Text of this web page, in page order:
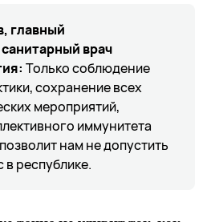
главный
врач
Только соблюдение
сохранение всех
мероприятий,
иммунитета
нам не допустить
в республике.